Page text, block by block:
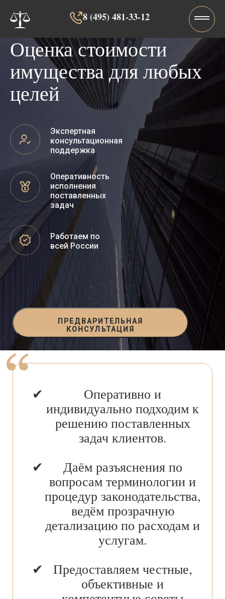
8 (495) 481-33-12‬‬
Оценка стоимости
имущества для любых
целей
Экспертная
консультационная
поддержка
Оперативность
исполнения
поставленных
задач
Работаем по
всей России
ПРЕДВАРИТЕЛЬНАЯ
КОНСУЛЬТАЦИЯ
Оперативно и
индивидуально подходим к
решению поставленных
задач клиентов.
Даём разъяснения по
вопросам терминологии и
процедур законодательства,
ведём прозрачную
детализацию по расходам и
услугам.
Предоставляем честные,
объективные и